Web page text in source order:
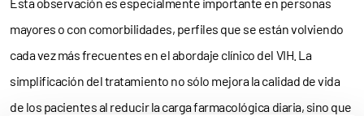
Esta observación es especialmente importante en personas
mayores o con comorbilidades, perfiles que se están volviendo
cada vez más frecuentes en el abordaje clínico del VIH. La
simplificación del tratamiento no sólo mejora la calidad de vida
de los pacientes al reducir la carga farmacológica diaria, sino que